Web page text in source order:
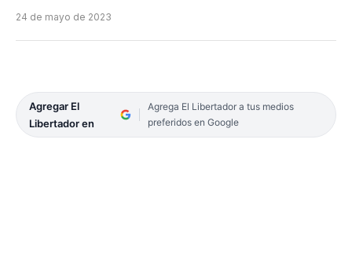
24 de mayo de 2023
Agregar El
Libertador en
Agrega El Libertador a tus medios
preferidos en Google